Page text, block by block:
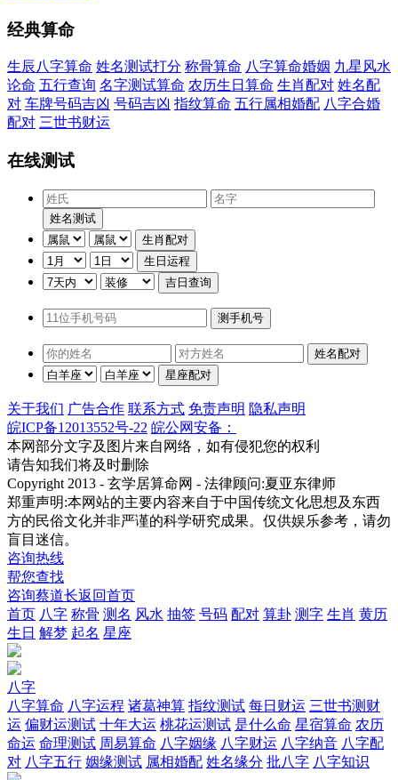
经典算命
生辰八字算命 姓名测试打分 称骨算命 八字算命婚姻 九星风水
论命 五行查询 名字测试算命 农历生日算命 生肖配对 姓名配
对 车牌号码吉凶 号码吉凶 指纹算命 五行属相婚配 八字合婚
配对 三世书财运
在线测试
关于我们 广告合作 联系方式 免责声明 隐私声明
皖ICP备12013552号-22 皖公网安备：
本网部分文字及图片来自网络，如有侵犯您的权利
请告知我们将及时删除
Copyright 2013 - 玄学居算命网 - 法律顾问:夏亚东律师
郑重声明:本网站的主要内容来自于中国传统文化思想及东西
方的民俗文化并非严谨的科学研究成果。仅供娱乐参考，请勿
盲目迷信。
咨询热线
帮您查找
咨询蔡道长返回首页
首页 八字 称骨 测名 风水 抽签 号码 配对 算卦 测字 生肖 黄历
生日 解梦 起名 星座
八字
八字算命 八字运程 诸葛神算 指纹测试 每日财运 三世书测财
运 偏财运测试 十年大运 桃花运测试 是什么命 星宿算命 农历
命运 命理测试 周易算命 八字姻缘 八字财运 八字纳音 八字配
对 八字五行 姻缘测试 属相婚配 姓名缘分 批八字 八字知识